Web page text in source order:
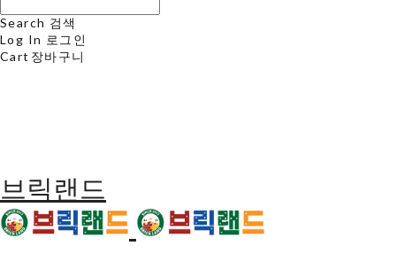
Search 검색
Log In 로그인
Cart 장바구니
브릭랜드